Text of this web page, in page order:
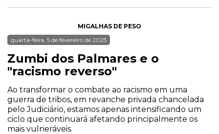
MIGALHAS DE PESO
quarta-feira, 5 de fevereiro de 2025
Zumbi dos Palmares e o
"racismo reverso"
Ao transformar o combate ao racismo em uma
guerra de tribos, em revanche privada chancelada
pelo Judiciário, estamos apenas intensificando um
ciclo que continuará afetando principalmente os
mais vulneráveis.